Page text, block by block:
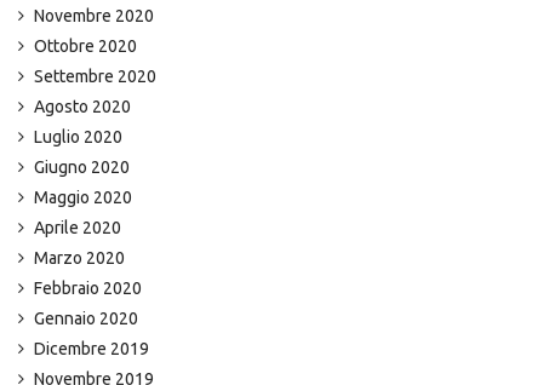
Novembre 2020
Ottobre 2020
Settembre 2020
Agosto 2020
Luglio 2020
Giugno 2020
Maggio 2020
Aprile 2020
Marzo 2020
Febbraio 2020
Gennaio 2020
Dicembre 2019
Novembre 2019